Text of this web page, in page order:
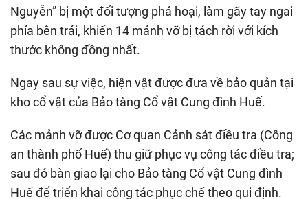
Nguyễn” bị một đối tượng phá hoại, làm gãy tay ngai
phía bên trái, khiến 14 mảnh vỡ bị tách rời với kích
thước không đồng nhất.
Ngay sau sự việc, hiện vật được đưa về bảo quản tại
kho cổ vật của Bảo tàng Cổ vật Cung đình Huế.
Các mảnh vỡ được Cơ quan Cảnh sát điều tra (Công
an thành phố Huế) thu giữ phục vụ công tác điều tra;
sau đó bàn giao lại cho Bảo tàng Cổ vật Cung đình
Huế để triển khai công tác phục chế theo qui định.